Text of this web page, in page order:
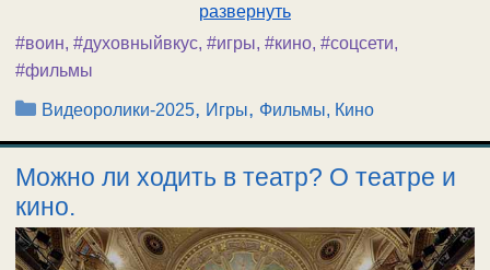
развернуть
#воин, #духовныйвкус, #игры, #кино, #соцсети,
#фильмы
Рубрики
Видеоролики-2025, Игры, Фильмы, Кино
Можно ли ходить в театр? О театре и
кино.